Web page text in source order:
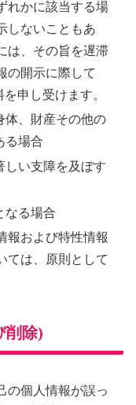
れかに該当する場
しないこともあ
は、その旨を遅滞
の開示に際して
申し受けます。
体、財産その他の
る場合
しい支障を及ぼす
なる場合
報および特性情報
ては、原則として
削除)
の個人情報が誤っ